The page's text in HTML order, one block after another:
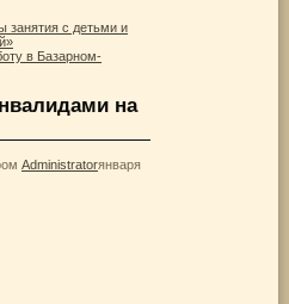
занятия с детьми и
в Базарном-
на
Administratorянваря